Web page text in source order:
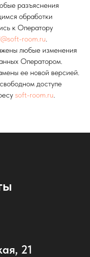
разъяснения
обработки
к Оператору
room.ru.
любые изменения
Оператором.
ее новой версией.
доступе
soft-room.ru.
21